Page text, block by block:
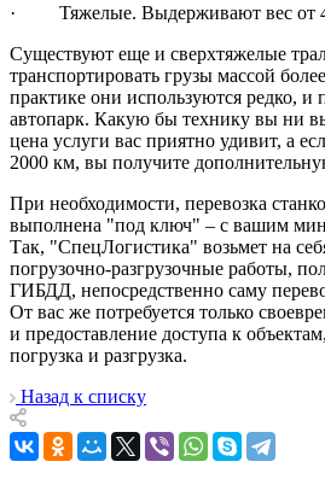
· Тяжелые. Выдерживают вес от
Существуют еще и сверхтяжелые
транспортировать грузы массой
практике они используются редко, и
автопарк. Какую бы технику вы ни
цена услуги вас приятно удивит, а
2000 км, вы получите
При необходимости, перевозка
выполнена "под ключ" – с вашим
Так, "СпецЛогистика" возьмет на
погрузочно-разгрузочные работы,
ГИБДД, непосредственно саму
От вас же потребуется только
и предоставление доступа к
погрузка и разгрузка.
Назад к списку